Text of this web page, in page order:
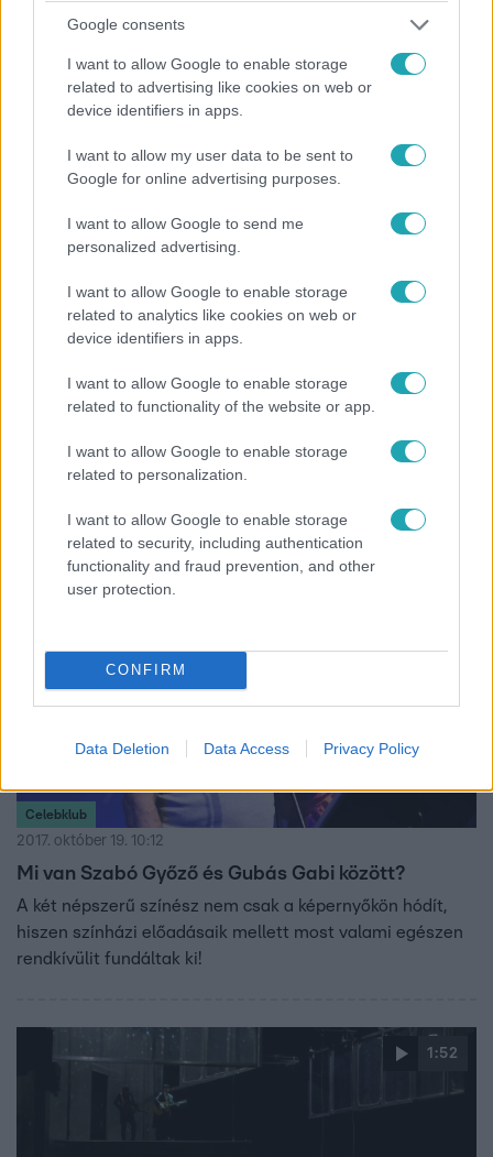
Google consents
I want to allow Google to enable storage
related to advertising like cookies on web or
device identifiers in apps.
I want to allow my user data to be sent to
Google for online advertising purposes.
I want to allow Google to send me
personalized advertising.
I want to allow Google to enable storage
related to analytics like cookies on web or
device identifiers in apps.
I want to allow Google to enable storage
related to functionality of the website or app.
I want to allow Google to enable storage
related to personalization.
I want to allow Google to enable storage
related to security, including authentication
functionality and fraud prevention, and other
user protection.
CONFIRM
Data Deletion Data Access Privacy Policy
feltűnnek a színpadon.
Reggeli
December végén jön az Álomutazó!
szuperprodukciója, az Álomutazó, amiben igazi
sztárparádé várható. Rippel Feri és Illés Gabriella avatták
Celebklub
2017. október 19. 10:12
Mi van Szabó Győző és Gubás Gabi között?
A két népszerű színész nem csak a képernyőkön hódít,
hiszen színházi előadásaik mellett most valami egészen
rendkívülit fundáltak ki!
1:52